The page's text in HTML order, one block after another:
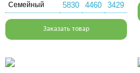
Семейный 5830 4460 3429
Заказать товар